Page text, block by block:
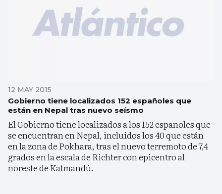
12 MAY 2015
Gobierno tiene localizados 152 españoles que
están en Nepal tras nuevo seísmo
El Gobierno tiene localizados a los 152 españoles que
se encuentran en Nepal, incluidos los 40 que están
en la zona de Pokhara, tras el nuevo terremoto de 7,4
grados en la escala de Richter con epicentro al
noreste de Katmandú.